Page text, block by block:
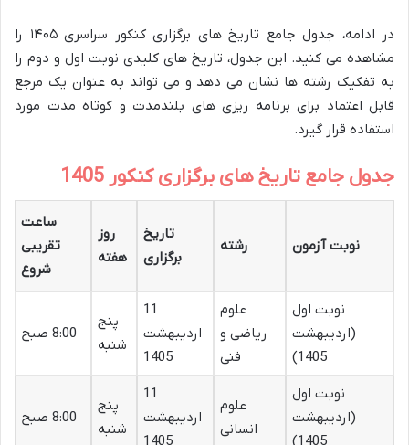
در ادامه، جدول جامع تاریخ های برگزاری کنکور سراسری ۱۴۰۵ را
مشاهده می کنید. این جدول، تاریخ های کلیدی نوبت اول و دوم را
به تفکیک رشته ها نشان می دهد و می تواند به عنوان یک مرجع
قابل اعتماد برای برنامه ریزی های بلندمدت و کوتاه مدت مورد
استفاده قرار گیرد.
جدول جامع تاریخ های برگزاری کنکور 1405
نوبت آزمون رشته
تاریخ
برگزاری
روز
هفته
ساعت
تقریبی
شروع
نوبت اول
(اردیبهشت
1405)
علوم
ریاضی و
فنی
11
اردیبهشت
1405
پنج
شنبه
8:00 صبح
نوبت اول
(اردیبهشت
علوم
انسانی
11
اردیبهشت
پنج
شنبه
8:00 صبح